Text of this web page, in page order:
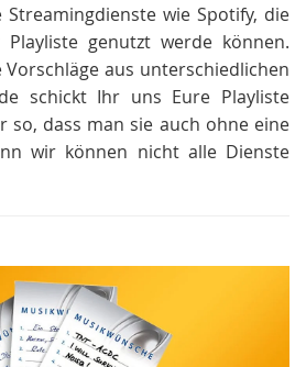
wie Spotify, die
genutzt werde können.
aus unterschiedlichen
schickt Ihr uns Eure Playliste
so, dass man sie auch ohne eine
wir können nicht alle Dienste